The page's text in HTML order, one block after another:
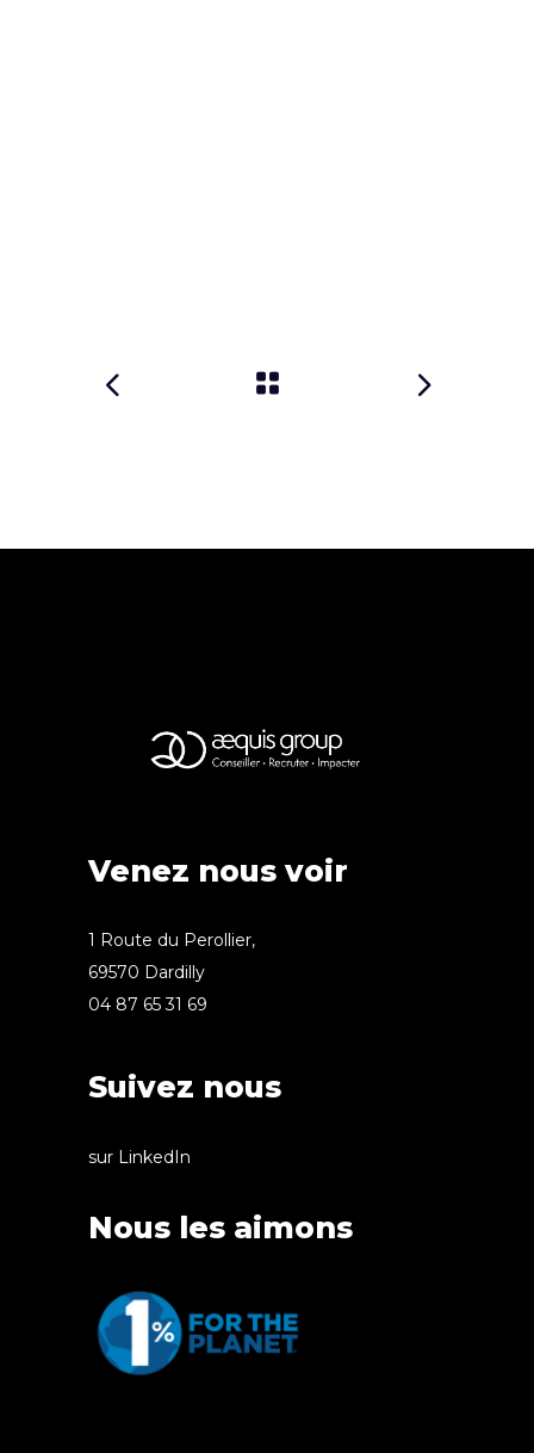
Venez nous voir
1 Route du Perollier,
69570 Dardilly
04 87 65 31 69
Suivez nous
sur LinkedIn
Nous les aimons